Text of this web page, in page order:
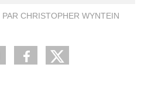
PAR CHRISTOPHER WYNTEIN